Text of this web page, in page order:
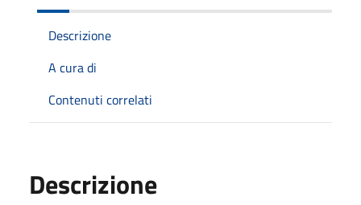
Descrizione
A cura di
Contenuti correlati
Descrizione